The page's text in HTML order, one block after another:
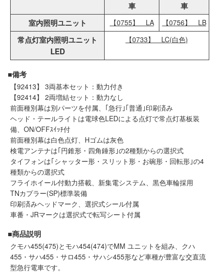
お気に入りリスト
新規会員登録
会社概要
レビューについて
© 2026 Mid Japan, Inc.
車
車
室内照明ユニット
【0755】 LA 【0756】 LB
常点灯室内照明ユニット
LED
【0733】 LC(白色)
■備考
【92413】 3両基本セット：動力付き
【92414】 2両増結セット：動力なし
前面種別幕は別パーツを付属、｢急行｣｢普通｣印刷済み
ヘッド・テールライトは電球色LEDによる点灯で常点灯基板装
備、ON/OFFｽｲｯﾁ付
前面種別幕は白色点灯、Hゴムは灰色
検電アンテナは｢円錐形・四角錘形｣の2種類からの選択式
タイフォンは｢シャッター形・スリット形・お碗形・回転形｣の4
種類からの選択式
フライホイール付動力搭載、新集電システム、黒色車輪採用
TNカプラー(SP)標準装備
印刷済みヘッドマーク、選択式シール付属
車番・JRマークは選択式で転写シート付属
■商品説明
クモハ455(475)とモハ454(474)でMM ユニットを組み、クハ
455・サハ455・サロ455・サハシ455形など車種が豊富な交直流
型急行電車です。